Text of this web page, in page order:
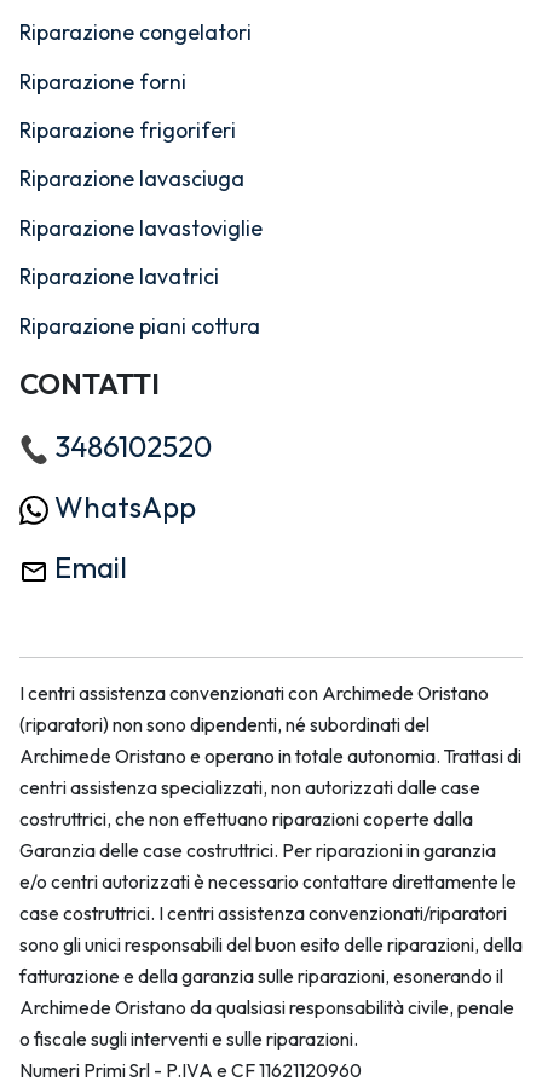
Riparazione congelatori
Riparazione forni
Riparazione frigoriferi
Riparazione lavasciuga
Riparazione lavastoviglie
Riparazione lavatrici
Riparazione piani cottura
CONTATTI
3486102520
WhatsApp
Email
I centri assistenza convenzionati con Archimede Oristano
(riparatori) non sono dipendenti, né subordinati del
Archimede Oristano e operano in totale autonomia. Trattasi di
centri assistenza specializzati, non autorizzati dalle case
costruttrici, che non effettuano riparazioni coperte dalla
Garanzia delle case costruttrici. Per riparazioni in garanzia
e/o centri autorizzati è necessario contattare direttamente le
case costruttrici. I centri assistenza convenzionati/riparatori
sono gli unici responsabili del buon esito delle riparazioni, della
fatturazione e della garanzia sulle riparazioni, esonerando il
Archimede Oristano da qualsiasi responsabilità civile, penale
o fiscale sugli interventi e sulle riparazioni.
Numeri Primi Srl - P.IVA e CF 11621120960